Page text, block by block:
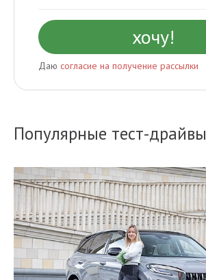
Даю согласие на получение рассылки
Популярные тест-драйвы